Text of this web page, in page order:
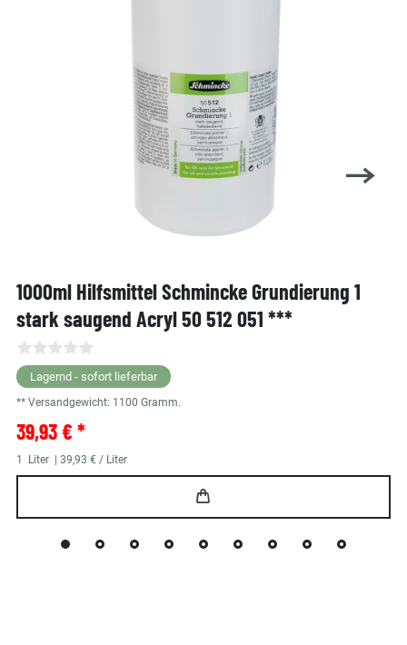
1000ml Hilfsmittel Schmincke Grundierung 1
stark saugend Acryl 50 512 051 ***
Lagernd - sofort lieferbar
** Versandgewicht: 1100 Gramm.
39,93 € *
1 Liter | 39,93 € / Liter